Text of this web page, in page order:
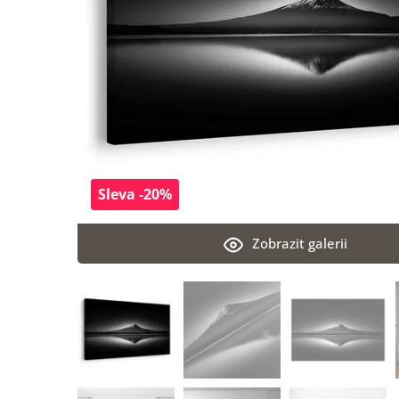
Zobrazit galerii
Sleva -20%